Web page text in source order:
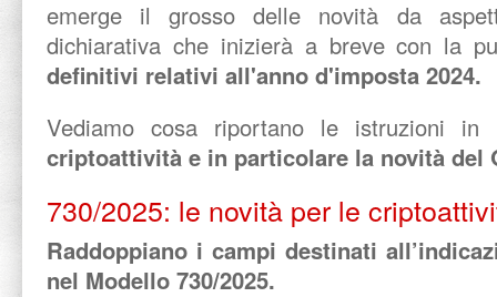
emerge il grosso delle novità da
dichiarativa che inizierà a breve con la
definitivi relativi all'anno d'imposta 2024.
Vediamo cosa riportano le istruzioni in
criptoattività e in particolare la novità del
730/2025: le novità per le
Raddoppiano i campi destinati
nel Modello 730/2025.